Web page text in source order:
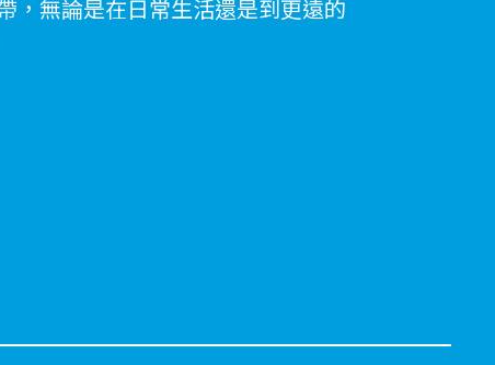
，無論是在日常生活還是到更遠的